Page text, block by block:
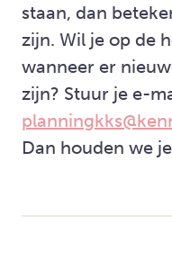
staan, dan
zijn. Wil je op de
wanneer er
zijn? Stuur je e-
Dan houden we